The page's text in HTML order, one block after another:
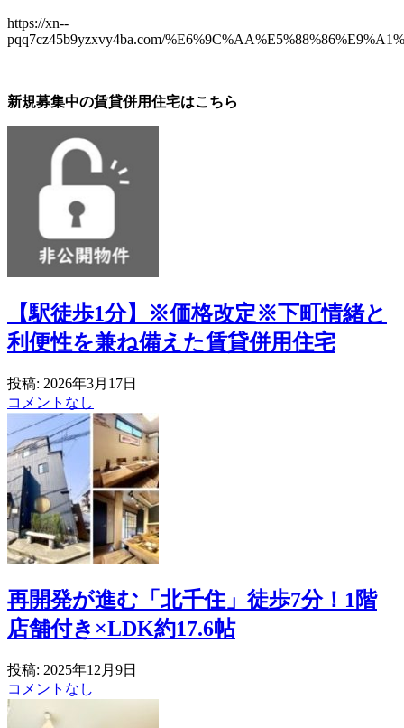
https://xn--
pqq7cz45b9yzxvy4ba.com/
新規募集中の賃貸併用住宅はこちら
【駅徒歩1分】※価格改定※下町情緒と
利便性を兼ね備えた賃貸併用住宅
投稿: 2026年3月17日
コメントなし
再開発が進む「北千住」徒歩7分！1階
店舗付き×LDK約17.6帖
投稿: 2025年12月9日
コメントなし